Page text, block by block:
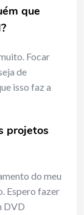
que
Focar
de
isso faz a
projetos
do meu
Espero fazer
DVD